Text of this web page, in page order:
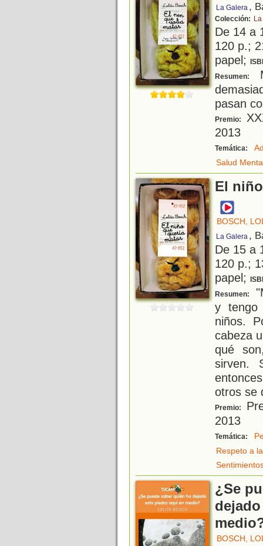
La Galera ,
Colección:
De 14 a
120 p.;
papel;
Resumen:
pasan
Premio:
2013
Temática:
Salud
El
BOSCH,
La Galera ,
De 15 a
120 p.;
papel;
Resumen:
y tengo
niños.
cabeza
qué
sirven.
otros se
Premio:
2013
Temática:
Respeto a
¿Se
BOSCH,